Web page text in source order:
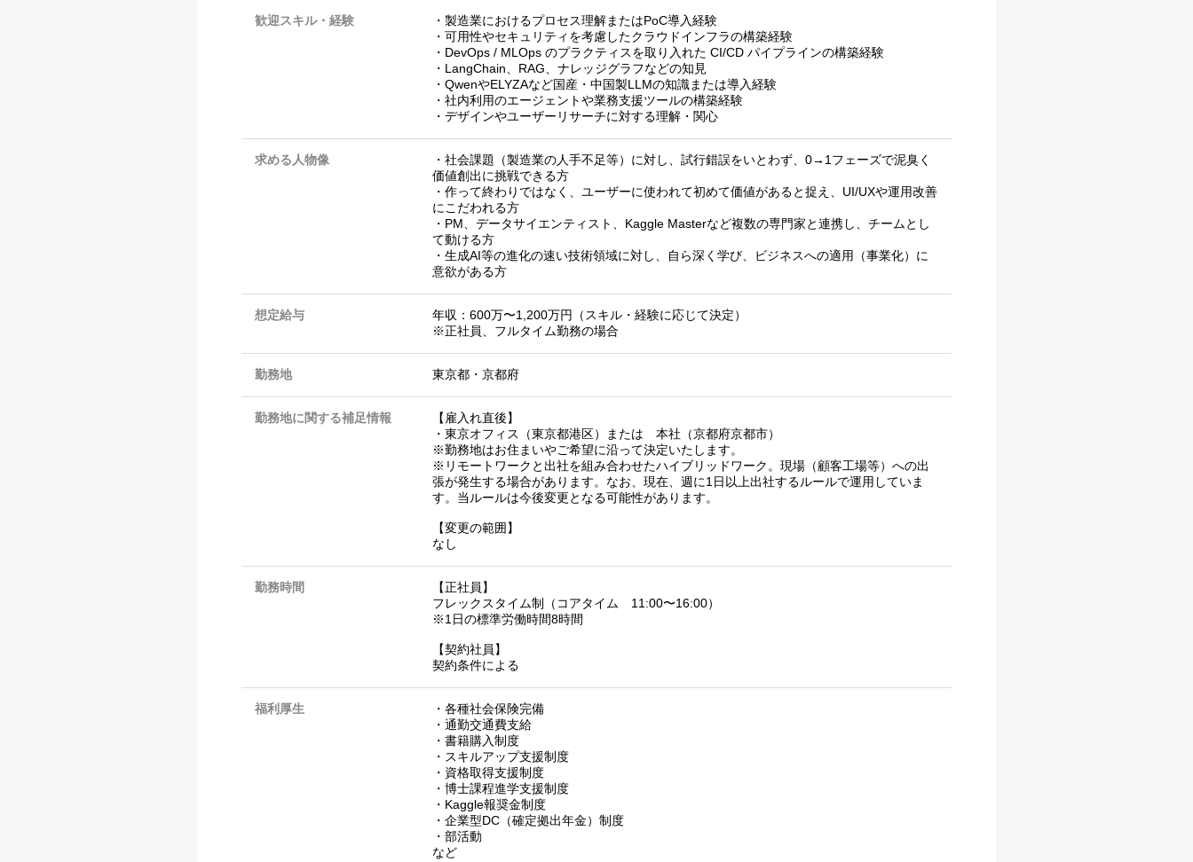
歓迎スキル・経験
・製造業におけるプロセス理解またはPoC導入経験
・可用性やセキュリティを考慮したクラウドインフラの構築経験
・DevOps / MLOps のプラクティスを取り入れた CI/CD パイプラインの構築経験
・LangChain、RAG、ナレッジグラフなどの知見
・QwenやELYZAなど国産・中国製LLMの知識または導入経験
・社内利用のエージェントや業務支援ツールの構築経験
・デザインやユーザーリサーチに対する理解・関心
求める人物像
・社会課題（製造業の人手不足等）に対し、試行錯誤をいとわず、0→1フェーズで泥臭く
価値創出に挑戦できる方
・作って終わりではなく、ユーザーに使われて初めて価値があると捉え、UI/UXや運用改善
にこだわれる方
・PM、データサイエンティスト、Kaggle Masterなど複数の専門家と連携し、チームとし
て動ける方
・生成AI等の進化の速い技術領域に対し、自ら深く学び、ビジネスへの適用（事業化）に
意欲がある方
想定給与
年収：600万〜1,200万円（スキル・経験に応じて決定）
※正社員、フルタイム勤務の場合
勤務地 東京都 ・ 京都府
勤務地に関する補足情報
【雇入れ直後】
・東京オフィス（東京都港区）または 本社（京都府京都市）
※勤務地はお住まいやご希望に沿って決定いたします。
※リモートワークと出社を組み合わせたハイブリッドワーク。現場（顧客工場等）への出
張が発生する場合があります。なお、現在、週に1日以上出社するルールで運用していま
す。当ルールは今後変更となる可能性があります。
【変更の範囲】
なし
勤務時間
【正社員】
フレックスタイム制（コアタイム 11:00〜16:00）
※1日の標準労働時間8時間
【契約社員】
契約条件による
福利厚生
・各種社会保険完備
・通勤交通費支給
・書籍購入制度
・スキルアップ支援制度
・資格取得支援制度
・博士課程進学支援制度
・Kaggle報奨金制度
・企業型DC（確定拠出年金）制度
・部活動
など